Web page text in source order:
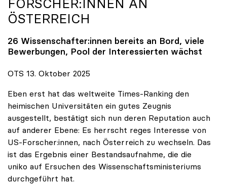
FORSCHER:INNEN AN
ÖSTERREICH
26 Wissenschafter:innen bereits an Bord, viele
Bewerbungen, Pool der Interessierten wächst
OTS 13. Oktober 2025
Eben erst hat das weltweite Times-Ranking den
heimischen Universitäten ein gutes Zeugnis
ausgestellt, bestätigt sich nun deren Reputation auch
auf anderer Ebene: Es herrscht reges Interesse von
US-Forscher:innen, nach Österreich zu wechseln. Das
ist das Ergebnis einer Bestandsaufnahme, die die
uniko auf Ersuchen des Wissenschaftsministeriums
durchgeführt hat.